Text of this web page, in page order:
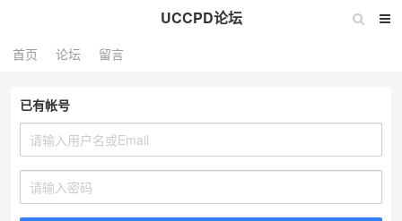
UCCPD论坛
首页 论坛 留言
已有帐号